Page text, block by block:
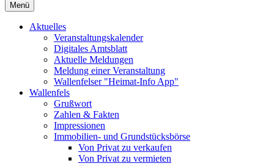
Menü
Aktuelles
Veranstaltungskalender
Digitales Amtsblatt
Aktuelle Meldungen
Meldung einer Veranstaltung
Wallenfelser "Heimat-Info App"
Wallenfels
Grußwort
Zahlen & Fakten
Impressionen
Immobilien- und Grundstücksbörse
Von Privat zu verkaufen
Von Privat zu vermieten